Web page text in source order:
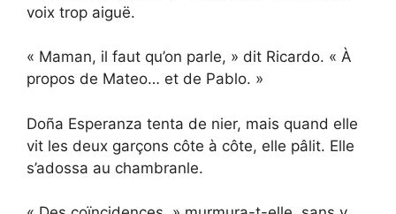
voix trop aiguë.
« Maman, il faut qu’on parle, » dit Ricardo. « À
propos de Mateo… et de Pablo. »
Doña Esperanza tenta de nier, mais quand elle
vit les deux garçons côte à côte, elle pâlit. Elle
s’adossa au chambranle.